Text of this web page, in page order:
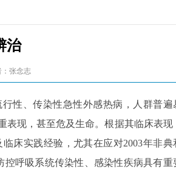
治
：张念志
性、传染性急性外感热病，人群普遍
现，甚至危及生命。根据其临床表现
床实践经验，尤其在应对2003年非典
控呼吸系统传染性、感染性疾病具有重